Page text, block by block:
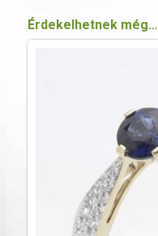
Érdekelhetnek még…